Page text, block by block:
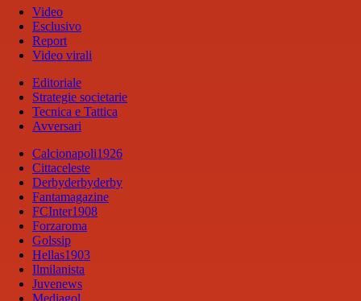
Video
Esclusivo
Report
Video virali
Editoriale
Strategie societarie
Tecnica e Tattica
Avversari
Calcionapoli1926
Cittaceleste
Derbyderbyderby
Fantamagazine
FCInter1908
Forzaroma
Golssip
Hellas1903
Ilmilanista
Juvenews